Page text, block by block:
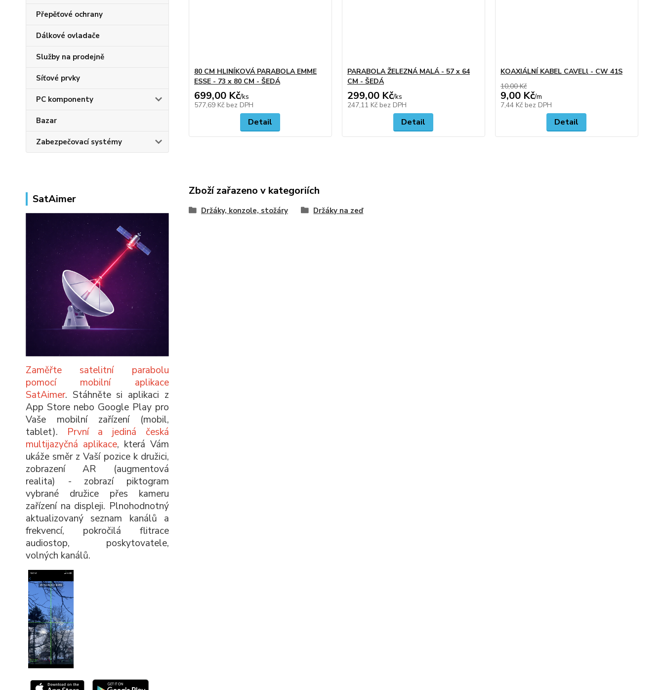
Přepěťové ochrany
Dálkové ovladače
Služby na prodejně
Síťové prvky
PC komponenty
Bazar
Zabezpečovací systémy
SatAimer
Zaměřte satelitní parabolu
pomocí mobilní aplikace
SatAimer. Stáhněte si aplikaci z
App Store nebo Google Play pro
Vaše mobilní zařízení (mobil,
tablet). První a jediná česká
multijazyčná aplikace, která Vám
ukáže směr z Vaší pozice k družici,
zobrazení AR (augmentová
realita) - zobrazí piktogram
vybrané družice přes kameru
zařízení na displeji. Plnohodnotný
aktualizovaný seznam kanálů a
frekvencí, pokročilá flitrace
audiostop, poskytovatele,
volných kanálů.
80 CM HLINÍKOVÁ PARABOLA EMME
ESSE - 73 x 80 CM - ŠEDÁ
699,00 Kč/ks
577,69 Kč bez DPH
Detail
PARABOLA ŽELEZNÁ MALÁ - 57 x 64
CM - ŠEDÁ
299,00 Kč/ks
247,11 Kč bez DPH
Detail
KOAXIÁLNÍ KABEL CAVELl - CW 41S
10,00 Kč
9,00 Kč/m
7,44 Kč bez DPH
Detail
Zboží zařazeno v kategoriích
Držáky, konzole, stožáry Držáky na zeď